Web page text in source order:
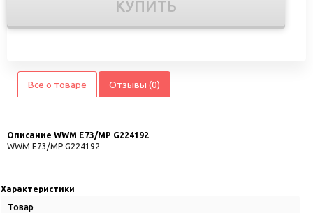
КУПИТЬ
Все о товаре Отзывы (0)
Описание WWM E73/MP G224192
WWM E73/MP G224192
Характеристики
Товар